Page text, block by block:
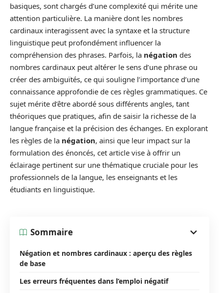
basiques, sont chargés d’une complexité qui mérite une
attention particulière. La manière dont les nombres
cardinaux interagissent avec la syntaxe et la structure
linguistique peut profondément influencer la
compréhension des phrases. Parfois, la négation des
nombres cardinaux peut altérer le sens d’une phrase ou
créer des ambiguïtés, ce qui souligne l’importance d’une
connaissance approfondie de ces règles grammatiques. Ce
sujet mérite d’être abordé sous différents angles, tant
théoriques que pratiques, afin de saisir la richesse de la
langue française et la précision des échanges. En explorant
les règles de la négation, ainsi que leur impact sur la
formulation des énoncés, cet article vise à offrir un
éclairage pertinent sur une thématique cruciale pour les
professionnels de la langue, les enseignants et les
étudiants en linguistique.
Sommaire
Négation et nombres cardinaux : aperçu des règles
de base
Les erreurs fréquentes dans l’emploi négatif